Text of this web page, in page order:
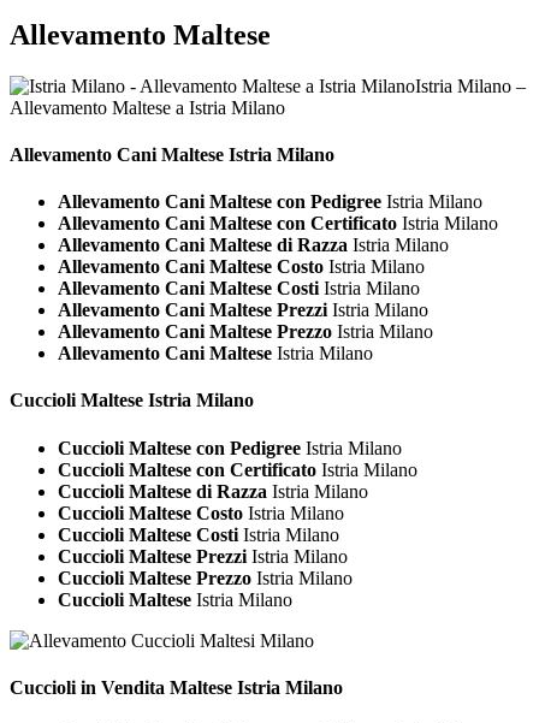
Allevamento Maltese
Istria Milano –
Allevamento Maltese a Istria Milano
Allevamento Cani Maltese Istria Milano
Allevamento Cani Maltese con Pedigree Istria Milano
Allevamento Cani Maltese con Certificato Istria Milano
Allevamento Cani Maltese di Razza Istria Milano
Allevamento Cani Maltese Costo Istria Milano
Allevamento Cani Maltese Costi Istria Milano
Allevamento Cani Maltese Prezzi Istria Milano
Allevamento Cani Maltese Prezzo Istria Milano
Allevamento Cani Maltese Istria Milano
Cuccioli Maltese Istria Milano
Cuccioli Maltese con Pedigree Istria Milano
Cuccioli Maltese con Certificato Istria Milano
Cuccioli Maltese di Razza Istria Milano
Cuccioli Maltese Costo Istria Milano
Cuccioli Maltese Costi Istria Milano
Cuccioli Maltese Prezzi Istria Milano
Cuccioli Maltese Prezzo Istria Milano
Cuccioli Maltese Istria Milano
Cuccioli in Vendita Maltese Istria Milano